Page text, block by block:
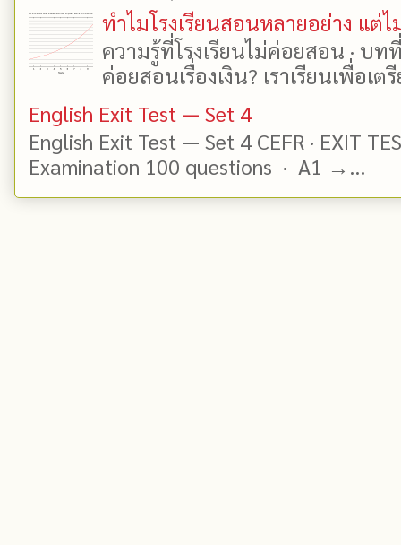
ทำไมโรงเรียนสอนหลายอย่าง แต่ไ
ความรู้ที่โรงเรียนไม่ค่อยสอน · บ
ค่อยสอนเรื่องเงิน? เราเรียนเพื่อเต
English Exit Test — Set 4
English Exit Test — Set 4 CEFR · EXIT
Examination 100 questions · A1 →...